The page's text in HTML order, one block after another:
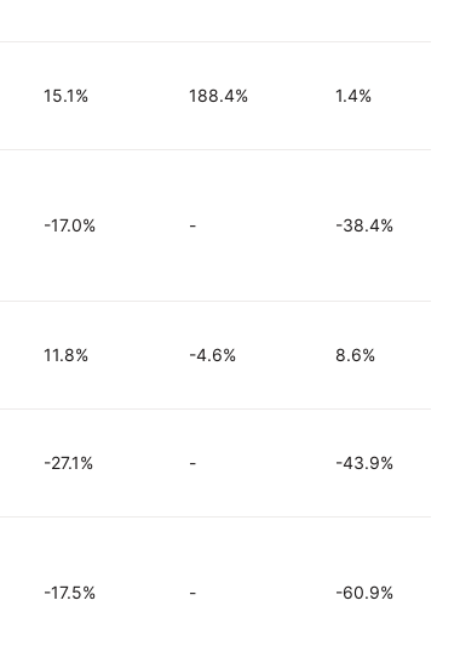
15.1% 188.4% 1.4%
-17.0% - -38.4%
11.8% -4.6% 8.6%
-27.1% - -43.9%
-17.5% - -60.9%